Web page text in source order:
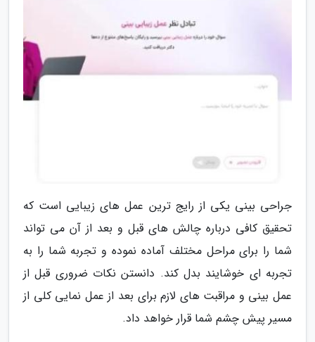
جراحی بینی یکی از رایج ترین عمل های زیبایی است که
تحقیق کافی درباره چالش های قبل و بعد از آن می تواند
شما را برای مراحل مختلف آماده نموده و تجربه شما را به
تجربه ای خوشایند بدل کند. دانستن نکات ضروری قبل از
عمل بینی و مراقبت های لازم برای بعد از عمل نمایی کلی از
مسیر پیش چشم شما قرار خواهد داد.